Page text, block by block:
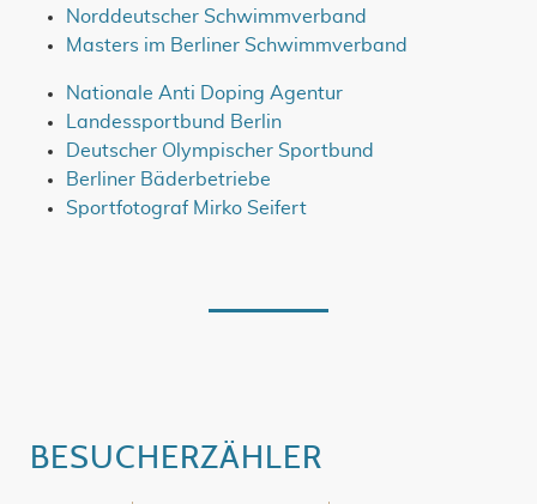
Norddeutscher Schwimmverband
Masters im Berliner Schwimmverband
Nationale Anti Doping Agentur
Landessportbund Berlin
Deutscher Olympischer Sportbund
Berliner Bäderbetriebe
Sportfotograf Mirko Seifert
BESUCHERZÄHLER